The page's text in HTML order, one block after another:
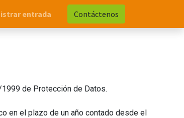
entrada Contáctenos
de Protección de Datos.
en el plazo de un año contado desde el